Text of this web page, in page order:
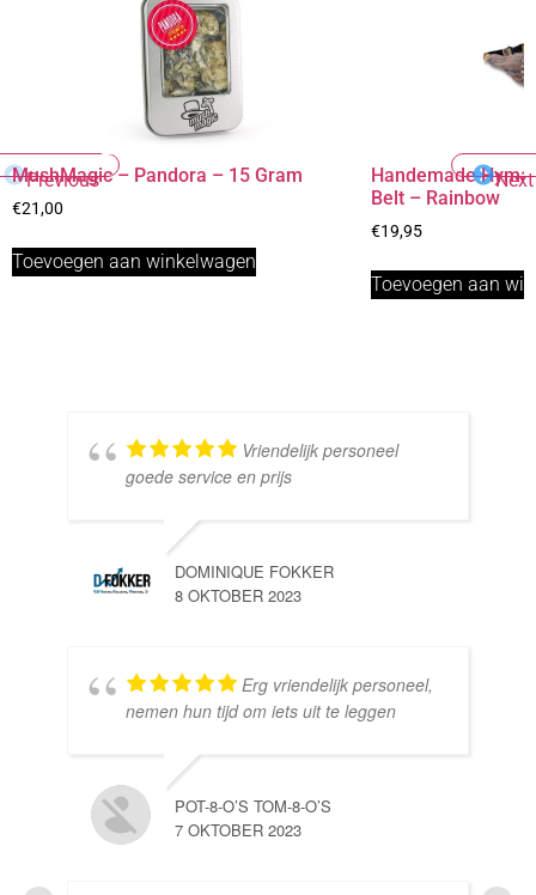
Previous
MushMagic – Pandora – 15 Gram
€21,00
Toevoegen aan winkelwagen
Handemade
Belt – Rainbow
€19,95
Toevoegen aan
Next
Vriendelijk personeel
goede service en prijs
DOMINIQUE FOKKER
8 OKTOBER 2023
Erg vriendelijk personeel,
nemen hun tijd om iets uit te leggen
POT-8-O’S TOM-8-O’S
7 OKTOBER 2023